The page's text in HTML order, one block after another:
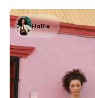
Hallie